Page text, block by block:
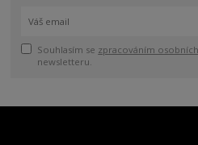
Souhlasím se zpracováním
newsletteru.